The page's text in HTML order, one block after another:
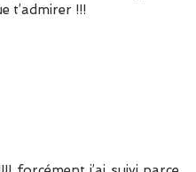
t’admirer !!!